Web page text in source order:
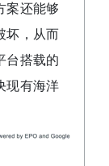
案还能够
坏，从而
台搭载的
现有海洋